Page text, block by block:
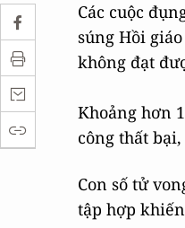
Các cuộc
súng Hồi
không đạt
Khoảng hơn
công thất
Con số tử
tập hợp